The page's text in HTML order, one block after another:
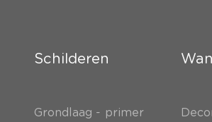
Schilderen
Grondlaag - primer